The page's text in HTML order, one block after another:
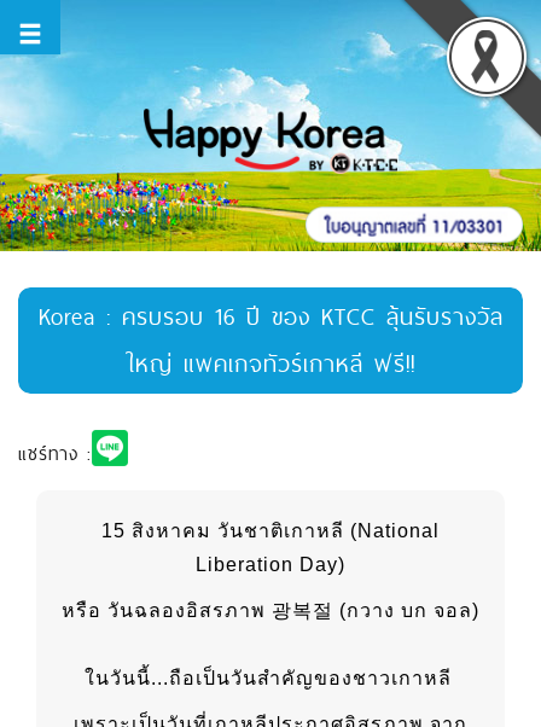
Korea : ครบรอบ 16 ปี ของ KTCC ลุ้นรับรางวัล
ใหญ่ แพคเกจทัวร์เกาหลี ฟรี!!
แชร์ทาง :
15 สิงหาคม วันชาติเกาหลี (National
Liberation Day)
หรือ วันฉลองอิสรภาพ 광복절 (กวาง บก จอล)
ในวันนี้...ถือเป็นวันสำคัญของชาวเกาหลี